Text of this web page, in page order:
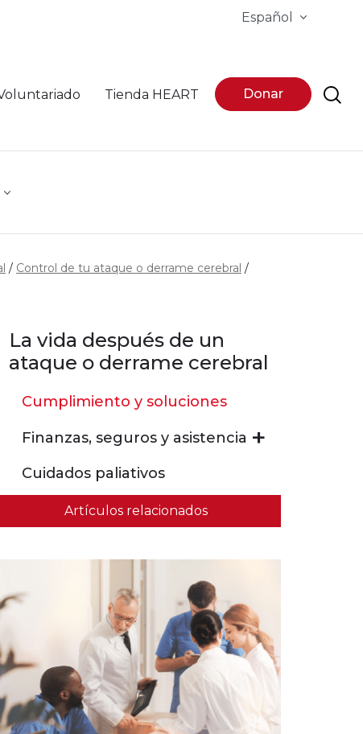
Español
Tienda HEART Donar
Control de tu ataque o derrame cerebral
La vida después de un
ataque o derrame cerebral
Cumplimiento y soluciones
Finanzas, seguros y asistencia
Cuidados paliativos
Artículos relacionados